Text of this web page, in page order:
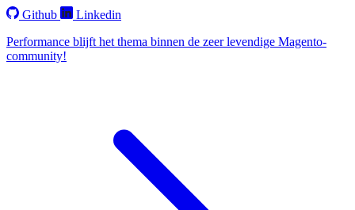
Github
Linkedin
Performance blijft het thema binnen de zeer levendige Magento-
community!